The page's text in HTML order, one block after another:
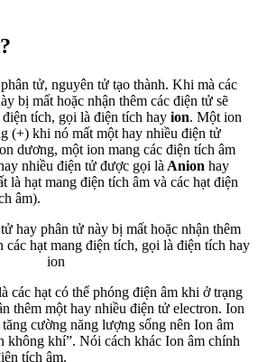
tử, nguyên tử tạo thành. Khi mà các
bị mất hoặc nhận thêm các điện tử sẽ
tích, gọi là điện tích hay ion. Một ion
(+) khi nó mất một hay nhiều điện tử
dương, một ion mang các điện tích âm
nhiều điện tử được gọi là Anion hay
là hạt mang điện tích âm và các hạt điện
âm).
các hạt có thể phóng điện âm khi ở trạng
thêm một hay nhiều điện tử electron. Ion
cường năng lượng sống nên Ion âm
không khí”. Nói cách khác Ion âm chính
tích âm.